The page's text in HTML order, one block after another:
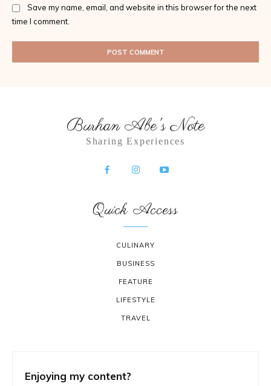
Save my name, email, and website in this browser for the next
time I comment.
Burhan Abe's Note
Sharing Experiences
Quick Access
CULINARY
BUSINESS
FEATURE
LIFESTYLE
TRAVEL
Enjoying my content?